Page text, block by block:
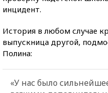
инцидент.
История в любом случае
выпускница другой,
Полина:
«У нас было